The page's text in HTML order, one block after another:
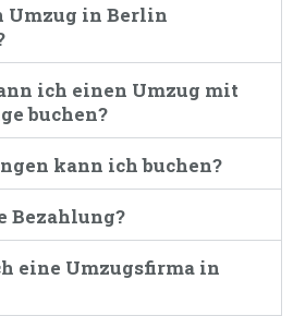
Umzug in Berlin
ich einen Umzug mit
buchen?
kann ich buchen?
Bezahlung?
eine Umzugsfirma in